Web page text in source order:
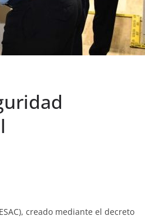
creado mediante el decreto